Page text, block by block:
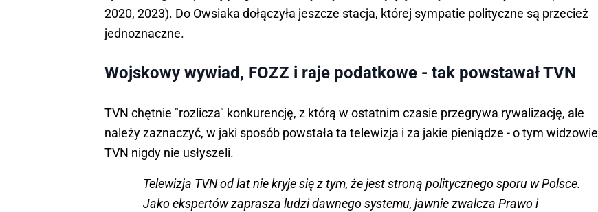
2020, 2023). Do Owsiaka dołączyła jeszcze stacja, której sympatie polityczne są przecież
jednoznaczne.
Wojskowy wywiad, FOZZ i raje podatkowe - tak powstawał TVN
TVN chętnie "rozlicza" konkurencję, z którą w ostatnim czasie przegrywa rywalizację, ale
należy zaznaczyć, w jaki sposób powstała ta telewizja i za jakie pieniądze - o tym widzowie
TVN nigdy nie usłyszeli.
Telewizja TVN od lat nie kryje się z tym, że jest stroną politycznego sporu w Polsce.
Jako ekspertów zaprasza ludzi dawnego systemu, jawnie zwalcza Prawo i